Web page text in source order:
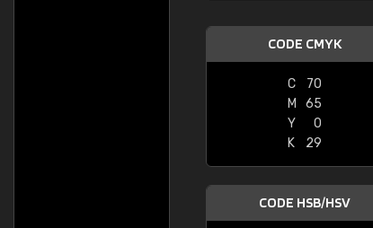
CODE CMYK
C
70
M
65
Y
0
K
29
CODE HSB/HSV